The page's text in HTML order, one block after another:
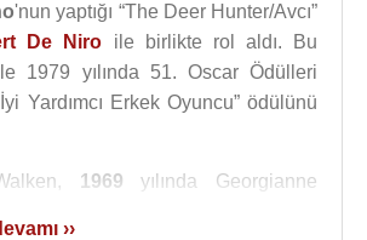
'nun yaptığı “The Deer Hunter/Avcı”
De Niro ile birlikte rol aldı. Bu
1979 yılında 51. Oscar Ödülleri
Yardımcı Erkek Oyuncu” ödülünü
1969 yılında Georgianne
››